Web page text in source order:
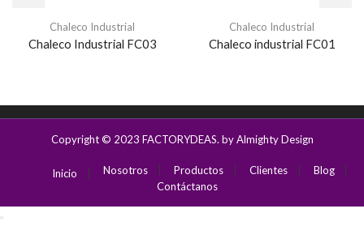
Chaleco Industrial
Chaleco Industrial FC03
Chaleco Industrial
Chaleco industrial FC01
Copyright © 2023 FACTORYDEAS. by Almighty Design
Inicio Nosotros Productos Clientes
Blog
Contáctanos